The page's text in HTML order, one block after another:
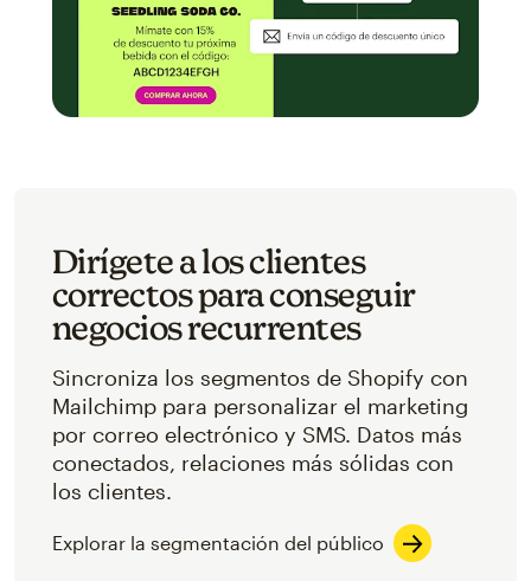
Dirígete a los clientes
correctos para conseguir
negocios recurrentes
Sincroniza los segmentos de Shopify con
Mailchimp para personalizar el marketing
por correo electrónico y SMS. Datos más
conectados, relaciones más sólidas con
los clientes.
Explorar la segmentación del público